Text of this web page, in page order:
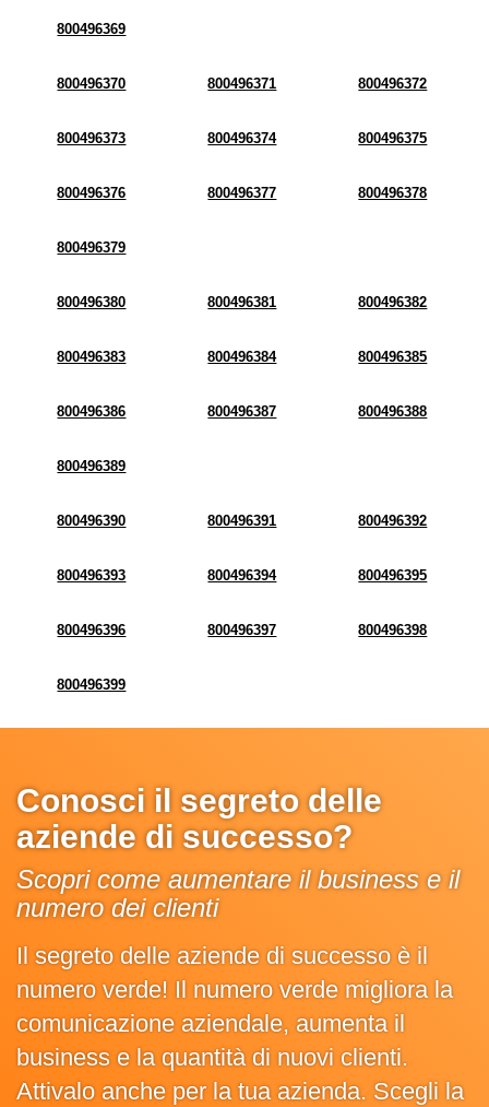
800496369
800496370 800496371 800496372
800496373 800496374 800496375
800496376 800496377 800496378
800496379
800496380 800496381 800496382
800496383 800496384 800496385
800496386 800496387 800496388
800496389
800496390 800496391 800496392
800496393 800496394 800496395
800496396 800496397 800496398
800496399
Conosci il segreto delle
aziende di successo?
Scopri come aumentare il business e il
numero dei clienti
Il segreto delle aziende di successo è il
numero verde! Il numero verde migliora la
comunicazione aziendale, aumenta il
business e la quantità di nuovi clienti.
Attivalo anche per la tua azienda. Scegli la